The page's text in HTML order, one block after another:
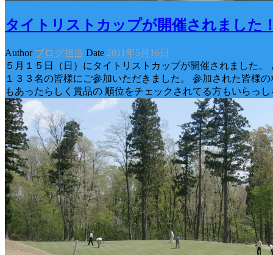
タイトリストカップが開催されました
Author ブログ担当 Date 2011年5月16日
５月１５日（日）にタイトリストカップが開催されました
１３３名の皆様にご参加いただきました。 参加された皆様
もあったらしく賞品の 順位をチェックされてる方もいらっし